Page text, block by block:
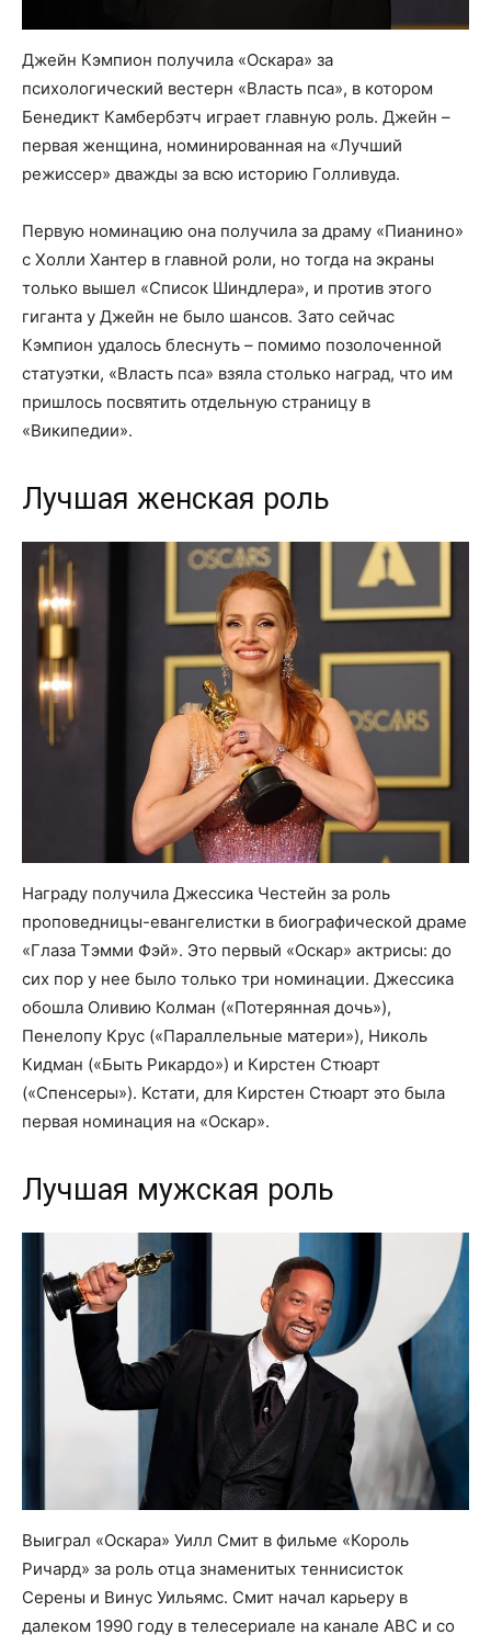
Джейн Кэмпион получила «Оскара» за
психологический вестерн «Власть пса», в котором
Бенедикт Камбербэтч играет главную роль. Джейн –
первая женщина, номинированная на «Лучший
режиссер» дважды за всю историю Голливуда.
Первую номинацию она получила за драму «Пианино»
с Холли Хантер в главной роли, но тогда на экраны
только вышел «Список Шиндлера», и против этого
гиганта у Джейн не было шансов. Зато сейчас
Кэмпион удалось блеснуть – помимо позолоченной
статуэтки, «Власть пса» взяла столько наград, что им
пришлось посвятить отдельную страницу в
«Википедии».
Лучшая женская роль
Награду получила Джессика Честейн за роль
проповедницы-евангелистки в биографической драме
«Глаза Тэмми Фэй». Это первый «Оскар» актрисы: до
сих пор у нее было только три номинации. Джессика
обошла Оливию Колман («Потерянная дочь»),
Пенелопу Крус («Параллельные матери»), Николь
Кидман («Быть Рикардо») и Кирстен Стюарт
(«Спенсеры»). Кстати, для Кирстен Стюарт это была
первая номинация на «Оскар».
Лучшая мужская роль
Выиграл «Оскара» Уилл Смит в фильме «Король
Ричард» за роль отца знаменитых теннисисток
Серены и Винус Уильямс. Смит начал карьеру в
далеком 1990 году в телесериале на канале ABC и со